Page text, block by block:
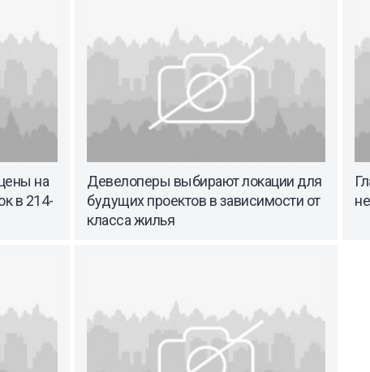
на
в 214-
Девелоперы выбирают локации для
будущих проектов в зависимости от
класса жилья